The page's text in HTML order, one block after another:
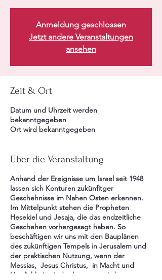
Anmeldung geschlossen
Jetzt andere Veranstaltungen
ansehen
Zeit & Ort
Datum und Uhrzeit werden
bekanntgegeben
Ort wird bekanntgegeben
Über die Veranstaltung
Anhand der Ereignisse um Israel seit 1948
lassen sich Konturen zukünfitger
Geschehnisse im Nahen Osten erkennen.
Im Mittelpunkt stehen die Propheten
Hesekiel und Jesaja, die das endzeitliche
Geschehen vorhergesagt haben. So
beschäftigen wir uns mit den Bauplänen
des zukünftigen Tempels in Jerusalem und
der praktischen Nutzung, wenn der
Messias, Jesus Christus, in Macht und
Herrlichkeit wieder kommen wird.